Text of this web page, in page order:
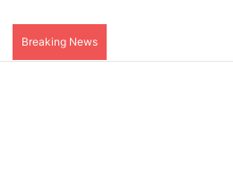
Breaking News